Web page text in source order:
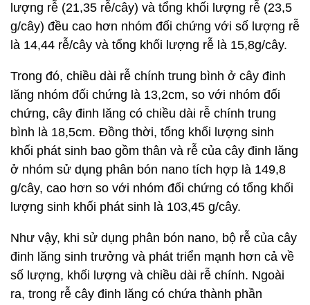
lượng rễ (21,35 rễ/cây) và tổng khối lượng rễ (23,5
g/cây) đều cao hơn nhóm đối chứng với số lượng rễ
là 14,44 rễ/cây và tổng khối lượng rễ là 15,8g/cây.
Trong đó, chiều dài rễ chính trung bình ở cây đinh
lăng nhóm đối chứng là 13,2cm, so với nhóm đối
chứng, cây đinh lăng có chiều dài rễ chính trung
bình là 18,5cm. Đồng thời, tổng khối lượng sinh
khối phát sinh bao gồm thân và rễ của cây đinh lăng
ở nhóm sử dụng phân bón nano tích hợp là 149,8
g/cây, cao hơn so với nhóm đối chứng có tổng khối
lượng sinh khối phát sinh là 103,45 g/cây.
Như vậy, khi sử dụng phân bón nano, bộ rễ của cây
đinh lăng sinh trưởng và phát triển mạnh hơn cả về
số lượng, khối lượng và chiều dài rễ chính. Ngoài
ra, trong rễ cây đinh lăng có chứa thành phần